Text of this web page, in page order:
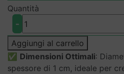
era:
€6,99.€6,64.
Quantità
Stampo
Circolare
in
Silicone
quantità
-
Aggiungi al carrello
✅ Dimensioni Ottimali:
spessore di 1 cm, ideale per